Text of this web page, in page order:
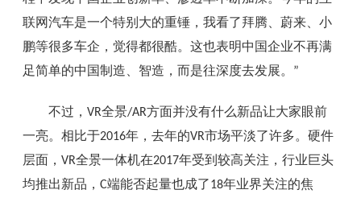
联网汽车是一个特别大的重锤，我看了拜腾、蔚来、小
鹏等很多车企，觉得都很酷。这也表明中国企业不再满
足简单的中国制造、智造，而是往深度去发展。 ”
不过， VR全景/AR方面并没有什么新品让大家眼前
一亮。相比于2016年，去年的VR市场平淡了许多。硬件
层面， VR全景一体机在2017年受到较高关注，行业巨头
均推出新品， C端能否起量也成了18年业界关注的焦